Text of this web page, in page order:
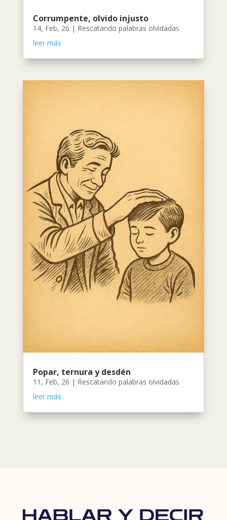
Corrumpente, olvido injusto
14, Feb, 26 | Rescatando palabras olvidadas
leer más
Popar, ternura y desdén
11, Feb, 26 | Rescatando palabras olvidadas
leer más